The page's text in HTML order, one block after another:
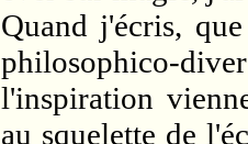
Quand j'écris,
philosophico-
l'inspiration
au squelette de